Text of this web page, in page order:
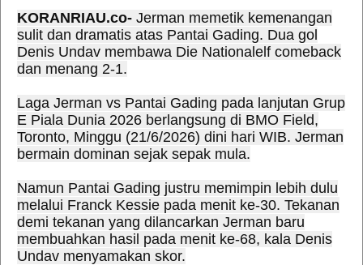
KORANRIAU.co- Jerman memetik kemenangan
sulit dan dramatis atas Pantai Gading. Dua gol
Denis Undav membawa Die Nationalelf comeback
dan menang 2-1.
Laga Jerman vs Pantai Gading pada lanjutan Grup
E Piala Dunia 2026 berlangsung di BMO Field,
Toronto, Minggu (21/6/2026) dini hari WIB. Jerman
bermain dominan sejak sepak mula.
Namun Pantai Gading justru memimpin lebih dulu
melalui Franck Kessie pada menit ke-30. Tekanan
demi tekanan yang dilancarkan Jerman baru
membuahkan hasil pada menit ke-68, kala Denis
Undav menyamakan skor.